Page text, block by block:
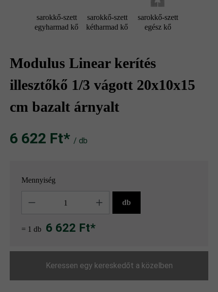
sarokkő-szett
egyharmad kő
sarokkő-szett
kétharmad kő
sarokkő-szett
egész kő
Modulus Linear kerítés
illesztőkő 1/3 vágott 20x10x15
cm bazalt árnyalt
6 622 Ft‎‎‎* / db
Mennyiség
db
= 1 db 6 622 Ft*
Keressen egy kereskedőt a közelben